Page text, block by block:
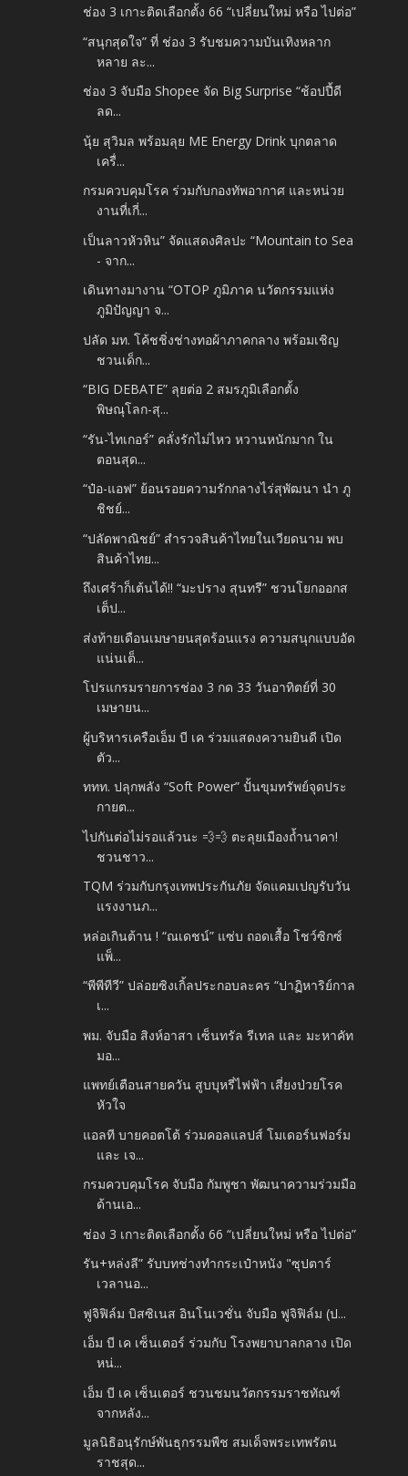
ช่อง 3 เกาะติดเลือกตั้ง 66 “เปลี่ยนใหม่ หรือ ไปต่อ”
“สนุกสุดใจ” ที่ ช่อง 3 รับชมความบันเทิงหลาก
หลาย ละ...
ช่อง 3 จับมือ Shopee จัด Big Surprise “ช้อปปี้ดี
ลด...
นุ้ย สุวิมล พร้อมลุย ME Energy Drink บุกตลาด
เครื่...
กรมควบคุมโรค ร่วมกับกองทัพอากาศ และหน่วย
งานที่เกี่...
เป็นลาวหัวหิน” จัดแสดงศิลปะ “Mountain to Sea
- จาก...
เดินทางมางาน “OTOP ภูมิภาค นวัตกรรมแห่ง
ภูมิปัญญา จ...
ปลัด มท. โค้ชชิ่งช่างทอผ้าภาคกลาง พร้อมเชิญ
ชวนเด็ก...
“BIG DEBATE” ลุยต่อ 2 สมรภูมิเลือกตั้ง
พิษณุโลก-สุ...
“รัน-ไทเกอร์” คลั่งรักไม่ไหว หวานหนักมาก ใน
ตอนสุด...
“ป๋อ-แอฟ” ย้อนรอยความรักกลางไร่สุพัฒนา นำ ภู
ชิชย์...
“ปลัดพาณิชย์” สำรวจสินค้าไทยในเวียดนาม พบ
สินค้าไทย...
ถึงเศร้าก็เต้นได้!! “มะปราง สุนทรี” ชวนโยกออกส
เต็ป...
ส่งท้ายเดือนเมษายนสุดร้อนแรง ความสนุกแบบอัด
แน่นเต็...
โปรแกรมรายการช่อง 3 กด 33 วันอาทิตย์ที่ 30
เมษายน...
ผู้บริหารเครือเอ็ม บี เค ร่วมแสดงความยินดี เปิด
ตัว...
ททท. ปลุกพลัง “Soft Power” ปั้นขุมทรัพย์จุดประ
กายต...
ไปกันต่อไม่รอแล้วนะ 💨💨 ตะลุยเมืองถ้ำนาคา!
ชวนชาว...
TQM ร่วมกับกรุงเทพประกันภัย จัดแคมเปญรับวัน
แรงงานภ...
หล่อเกินต้าน ! “ณเดชน์” แซ่บ ถอดเสื้อ โชว์ซิกซ์
แพ็...
“พีพีทีวี” ปล่อยซิงเกิ้ลประกอบละคร “ปาฏิหาริย์กาล
เ...
พม. จับมือ สิงห์อาสา เซ็นทรัล รีเทล และ มะหาคัท
มอ...
แพทย์เตือนสายควัน สูบบุหรี่ไฟฟ้า เสี่ยงป่วยโรค
หัวใจ
แอลที บายคอตโต้ ร่วมคอลแลปส์ โมเดอร์นฟอร์ม
และ เจ...
กรมควบคุมโรค จับมือ กัมพูชา พัฒนาความร่วมมือ
ด้านเอ...
ช่อง 3 เกาะติดเลือกตั้ง 66 “เปลี่ยนใหม่ หรือ ไปต่อ”
รัน+หล่งลี” รับบทช่างทำกระเป๋าหนัง "ซุปตาร์​
เวลานอ...
ฟูจิฟิล์ม บิสซิเนส อินโนเวชั่น จับมือ ฟูจิฟิล์ม (ป...
เอ็ม บี เค เซ็นเตอร์ ร่วมกับ โรงพยาบาลกลาง เปิด
หน่...
เอ็ม บี เค เซ็นเตอร์ ชวนชมนวัตกรรมราชทัณฑ์
จากหลัง...
มูลนิธิอนุรักษ์พันธุกรรมพืช สมเด็จพระเทพรัตน
ราชสุด...